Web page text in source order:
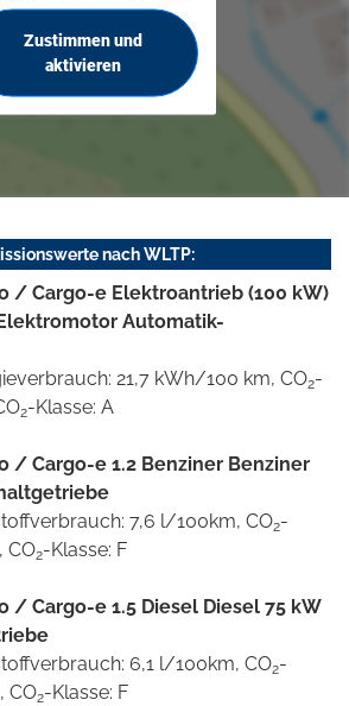
Zustimmen und
aktivieren
nach WLTP:
/ Cargo-e Elektroantrieb (100 kW)
Automatik-
21,7 kWh/100 km, CO2-
2-Klasse: A
/ Cargo-e 1.2 Benziner Benziner
7,6 l/100km, CO2-
CO2-Klasse: F
/ Cargo-e 1.5 Diesel Diesel 75 kW
6,1 l/100km, CO2-
CO2-Klasse: F